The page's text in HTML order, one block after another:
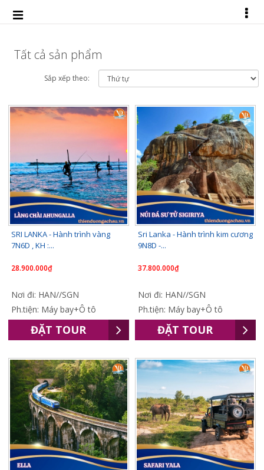
Tất cả sản phẩm
Sắp xếp theo:
SRI LANKA - Hành trình vàng
7N6D , KH :...
28.900.000₫
Nơi đi: HAN//SGN
Ph.tiện: Máy bay+Ô tô
ĐẶT TOUR
Sri Lanka - Hành trình kim cương
9N8D -...
37.800.000₫
Nơi đi: HAN//SGN
Ph.tiện: Máy bay+Ô tô
ĐẶT TOUR